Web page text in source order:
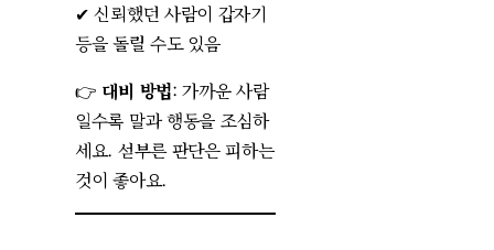
✔ 신뢰했던 사람이 갑자기
등을 돌릴 수도 있음
👉 대비 방법: 가까운 사람
일수록 말과 행동을 조심하
세요. 섣부른 판단은 피하는
것이 좋아요.